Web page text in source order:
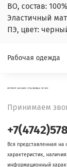
ВО, состав:
Эластичный
ПЭ, цвет:
Рабочая одежда
ИНТЕРНЕТ-МАГАЗИН СПЕЦОДЕЖДЫ ФЛОКК
Принимаем
Вся представленная
характеристик,
информационный